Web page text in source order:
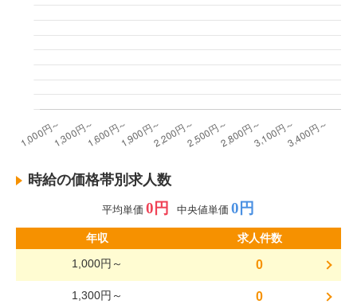
時給の価格帯別求人数
平均単価 0円 中央値単価 0円
年収
求人件数
1,000円～
0
1,300円～ 0